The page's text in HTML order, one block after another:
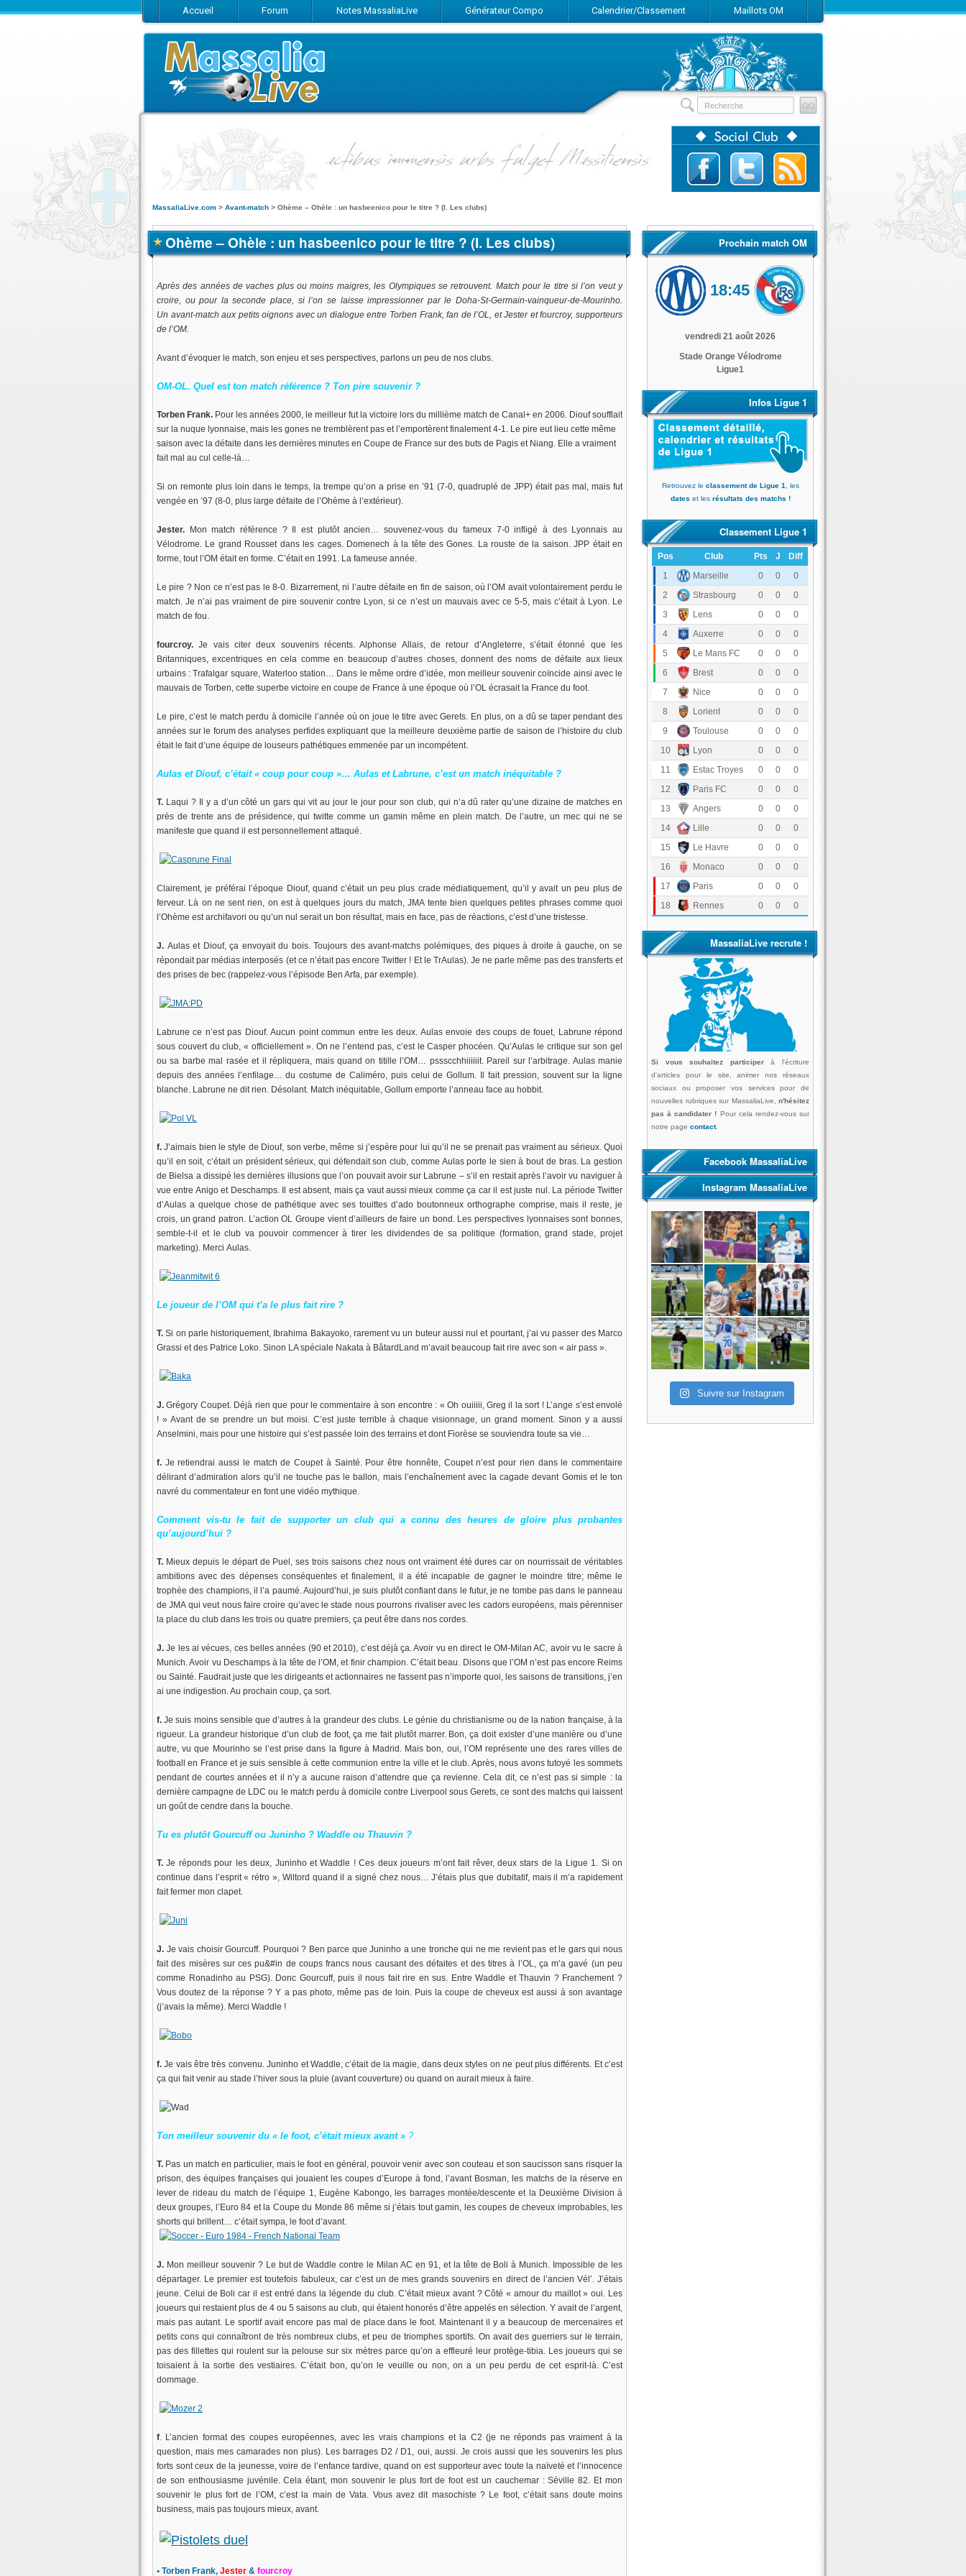
Accueil Forum Notes MassaliaLive Générateur Compo Calendrier/Classement Maillots OM
Suivez-nous sur Facebook
Suivez-nous sur TwitterAbonnez-vous au flux RSS
MassaliaLive.com > Avant-match > Ohème – Ohèle : un hasbeenico pour le titre ? (I. Les clubs)
Ohème – Ohèle : un hasbeenico pour le titre ? (I. Les clubs)
Après des années de vaches plus ou moins maigres, les Olympiques se retrouvent. Match pour le titre si l’on veut y
croire, ou pour la seconde place, si l’on se laisse impressionner par le Doha-St-Germain-vainqueur-de-Mourinho.
Un avant-match aux petits oignons avec un dialogue entre Torben Frank, fan de l’OL, et Jester et fourcroy, supporteurs
de l’OM.
Avant d’évoquer le match, son enjeu et ses perspectives, parlons un peu de nos clubs.
OM-OL. Quel est ton match référence ? Ton pire souvenir ?
Torben Frank. Pour les années 2000, le meilleur fut la victoire lors du millième match de Canal+ en 2006. Diouf soufflait
sur la nuque lyonnaise, mais les gones ne tremblèrent pas et l’emportèrent finalement 4-1. Le pire eut lieu cette même
saison avec la défaite dans les dernières minutes en Coupe de France sur des buts de Pagis et Niang. Elle a vraiment
fait mal au cul celle-là…
Si on remonte plus loin dans le temps, la trempe qu’on a prise en ’91 (7-0, quadruplé de JPP) était pas mal, mais fut
vengée en ’97 (8-0, plus large défaite de l’Ohème à l’extérieur).
Jester.
Mon match référence ? Il est plutôt ancien… souvenez-vous du fameux 7-0 infligé à des Lyonnais au
Vélodrome. Le grand Rousset dans les cages. Domenech à la tête des Gones. La rouste de la saison. JPP était en
forme, tout l’OM était en forme. C’était en 1991. La fameuse année.
Le pire ? Non ce n’est pas le 8-0. Bizarrement, ni l’autre défaite en fin de saison, où l’OM avait volontairement perdu le
match. Je n’ai pas vraiment de pire souvenir contre Lyon, si ce n’est un mauvais avec ce 5-5, mais c’était à Lyon. Le
match de fou.
fourcroy. Je vais citer deux souvenirs récents. Alphonse Allais, de retour d’Angleterre, s’était étonné que les
Britanniques, excentriques en cela comme en beaucoup d’autres choses, donnent des noms de défaite aux lieux
urbains : Trafalgar square, Waterloo station… Dans le même ordre d’idée, mon meilleur souvenir coïncide ainsi avec le
mauvais de Torben, cette superbe victoire en coupe de France à une époque où l’OL écrasait la France du foot.
Le pire, c’est le match perdu à domicile l’année où on joue le titre avec Gerets. En plus, on a dû se taper pendant des
années sur le forum des analyses perfides expliquant que la meilleure deuxième partie de saison de l’histoire du club
était le fait d’une équipe de louseurs pathétiques emmenée par un incompétent.
Aulas et Diouf, c’était « coup pour coup »… Aulas et Labrune, c’est un match inéquitable ?
T. Laqui ? Il y a d’un côté un gars qui vit au jour le jour pour son club, qui n’a dû rater qu’une dizaine de matches en
près de trente ans de présidence, qui twitte comme un gamin même en plein match. De l’autre, un mec qui ne se
manifeste que quand il est personnellement attaqué.
Clairement, je préférai l’époque Diouf, quand c’était un peu plus crade médiatiquement, qu’il y avait un peu plus de
ferveur. Là on ne sent rien, on est à quelques jours du match, JMA tente bien quelques petites phrases comme quoi
l’Ohème est archifavori ou qu’un nul serait un bon résultat, mais en face, pas de réactions, c’est d’une tristesse.
J. Aulas et Diouf, ça envoyait du bois. Toujours des avant-matchs polémiques, des piques à droite à gauche, on se
répondait par médias interposés (et ce n’était pas encore Twitter ! Et le TrAulas). Je ne parle même pas des transferts et
des prises de bec (rappelez-vous l’épisode Ben Arfa, par exemple).
Labrune ce n’est pas Diouf. Aucun point commun entre les deux. Aulas envoie des coups de fouet, Labrune répond
sous couvert du club, « officiellement ». On ne l’entend pas, c’est le Casper phocéen. Qu’Aulas le critique sur son gel
ou sa barbe mal rasée et il répliquera, mais quand on titille l’OM… pssscchhiiiiiit. Pareil sur l’arbitrage. Aulas manie
depuis des années l’enfilage… du costume de Caliméro, puis celui de Gollum. Il fait pression, souvent sur la ligne
blanche. Labrune ne dit rien. Désolant. Match inéquitable, Gollum emporte l’anneau face au hobbit.
f. J’aimais bien le style de Diouf, son verbe, même si j’espère pour lui qu’il ne se prenait pas vraiment au sérieux. Quoi
qu’il en soit, c’était un président sérieux, qui défendait son club, comme Aulas porte le sien à bout de bras. La gestion
de Bielsa a dissipé les dernières illusions que l’on pouvait avoir sur Labrune – s’il en restait après l’avoir vu naviguer à
vue entre Anigo et Deschamps. Il est absent, mais ça vaut aussi mieux comme ça car il est juste nul. La période Twitter
d’Aulas a quelque chose de pathétique avec ses touittes d’ado boutonneux orthographe comprise, mais il reste, je
crois, un grand patron. L’action OL Groupe vient d’ailleurs de faire un bond. Les perspectives lyonnaises sont bonnes,
semble-t-il et le club va pouvoir commencer à tirer les dividendes de sa politique (formation, grand stade, projet
marketing). Merci Aulas.
Le joueur de l’OM qui t’a le plus fait rire ?
T. Si on parle historiquement, Ibrahima Bakayoko, rarement vu un buteur aussi nul et pourtant, j’ai vu passer des Marco
Grassi et des Patrice Loko. Sinon LA spéciale Nakata à BâtardLand m’avait beaucoup fait rire avec son « air pass ».
J. Grégory Coupet. Déjà rien que pour le commentaire à son encontre : « Oh ouiiiii, Greg il la sort ! L’ange s’est envolé
! » Avant de se prendre un but moisi. C’est juste terrible à chaque visionnage, un grand moment. Sinon y a aussi
Anselmini, mais pour une histoire qui s’est passée loin des terrains et dont Fiorèse se souviendra toute sa vie…
f. Je retiendrai aussi le match de Coupet à Sainté. Pour être honnête, Coupet n’est pour rien dans le commentaire
délirant d’admiration alors qu’il ne touche pas le ballon, mais l’enchaînement avec la cagade devant Gomis et le ton
navré du commentateur en font une vidéo mythique.
Comment vis-tu le fait de supporter un club qui a connu des heures de gloire plus probantes
qu’aujourd’hui ?
T. Mieux depuis le départ de Puel, ses trois saisons chez nous ont vraiment été dures car on nourrissait de véritables
ambitions avec des dépenses conséquentes et finalement, il a été incapable de gagner le moindre titre; même le
trophée des champions, il l’a paumé. Aujourd’hui, je suis plutôt confiant dans le futur, je ne tombe pas dans le panneau
de JMA qui veut nous faire croire qu’avec le stade nous pourrons rivaliser avec les cadors européens, mais pérenniser
la place du club dans les trois ou quatre premiers, ça peut être dans nos cordes.
J. Je les ai vécues, ces belles années (90 et 2010), c’est déjà ça. Avoir vu en direct le OM-Milan AC, avoir vu le sacre à
Munich. Avoir vu Deschamps à la tête de l’OM, et finir champion. C’était beau. Disons que l’OM n’est pas encore Reims
ou Sainté. Faudrait juste que les dirigeants et actionnaires ne fassent pas n’importe quoi, les saisons de transitions, j’en
ai une indigestion. Au prochain coup, ça sort.
f. Je suis moins sensible que d’autres à la grandeur des clubs. Le génie du christianisme ou de la nation française, à la
rigueur. La grandeur historique d’un club de foot, ça me fait plutôt marrer. Bon, ça doit exister d’une manière ou d’une
autre, vu que Mourinho se l’est prise dans la figure à Madrid. Mais bon, oui, l’OM représente une des rares villes de
football en France et je suis sensible à cette communion entre la ville et le club. Après, nous avons tutoyé les sommets
pendant de courtes années et il n’y a aucune raison d’attendre que ça revienne. Cela dit, ce n’est pas si simple : la
dernière campagne de LDC ou le match perdu à domicile contre Liverpool sous Gerets, ce sont des matchs qui laissent
un goût de cendre dans la bouche.
Tu es plutôt Gourcuff ou Juninho ? Waddle ou Thauvin ?
T. Je réponds pour les deux, Juninho et Waddle ! Ces deux joueurs m’ont fait rêver, deux stars de la Ligue 1. Si on
continue dans l’esprit « rétro », Wiltord quand il a signé chez nous… J’étais plus que dubitatif, mais il m’a rapidement
fait fermer mon clapet.
J. Je vais choisir Gourcuff. Pourquoi ? Ben parce que Juninho a une tronche qui ne me revient pas et le gars qui nous
fait des misères sur ces pu&#in de coups francs nous causant des défaites et des titres à l’OL, ça m’a gavé (un peu
comme Ronadinho au PSG). Donc Gourcuff, puis il nous fait rire en sus. Entre Waddle et Thauvin ? Franchement ?
Vous doutez de la réponse ? Y a pas photo, même pas de loin. Puis la coupe de cheveux est aussi à son avantage
(j’avais la même). Merci Waddle !
f. Je vais être très convenu. Juninho et Waddle, c’était de la magie, dans deux styles on ne peut plus différents. Et c’est
ça qui fait venir au stade l’hiver sous la pluie (avant couverture) ou quand on aurait mieux à faire.
Ton meilleur souvenir du « le foot, c’était mieux avant » ?
T. Pas un match en particulier, mais le foot en général, pouvoir venir avec son couteau et son saucisson sans risquer la
prison, des équipes françaises qui jouaient les coupes d’Europe à fond, l’avant Bosman, les matchs de la réserve en
lever de rideau du match de l’équipe 1, Eugène Kabongo, les barrages montée/descente et la Deuxième Division à
deux groupes, l’Euro 84 et la Coupe du Monde 86 même si j’étais tout gamin, les coupes de cheveux improbables, les
shorts qui brillent… c’était sympa, le foot d’avant.
J. Mon meilleur souvenir ? Le but de Waddle contre le Milan AC en 91, et la tête de Boli à Munich. Impossible de les
départager. Le premier est toutefois fabuleux, car c’est un de mes grands souvenirs en direct de l’ancien Vél’. J’étais
jeune. Celui de Boli car il est entré dans la légende du club. C’était mieux avant ? Côté « amour du maillot » oui. Les
joueurs qui restaient plus de 4 ou 5 saisons au club, qui étaient honorés d’être appelés en sélection. Y avait de l’argent,
mais pas autant. Le sportif avait encore pas mal de place dans le foot. Maintenant il y a beaucoup de mercenaires et
petits cons qui connaîtront de très nombreux clubs, et peu de triomphes sportifs. On avait des guerriers sur le terrain,
pas des fillettes qui roulent sur la pelouse sur six mètres parce qu’on a effleuré leur protège-tibia. Les joueurs qui se
toisaient à la sortie des vestiaires. C’était bon, qu’on le veuille ou non, on a un peu perdu de cet esprit-là. C’est
dommage.
f. L’ancien format des coupes européennes, avec les vrais champions et la C2 (je ne réponds pas vraiment à la
question, mais mes camarades non plus). Les barrages D2 / D1, oui, aussi. Je crois aussi que les souvenirs les plus
forts sont ceux de la jeunesse, voire de l’enfance tardive, quand on est supporteur avec toute la naïveté et l’innocence
de son enthousiasme juvénile. Cela étant, mon souvenir le plus fort de foot est un cauchemar : Séville 82. Et mon
souvenir le plus fort de l’OM, c’est la main de Vata. Vous avez dit masochiste ? Le foot, c’était sans doute moins
business, mais pas toujours mieux, avant.
• Torben Frank, Jester & fourcroy
Prochain match OM
Olympique de Marseille
18:45 RC Strasbourg Alsace
vendredi 21 août 2026
Stade Orange Vélodrome
Ligue1
Infos Ligue 1
Retrouvez le classement de Ligue 1
, les
dates et les résultats des matchs !
Classement Ligue 1
Pos Club Pts J
Diff
1
Olympique de Marseille
0 0
0
2
RC Strasbourg Alsace
0 0
0
3
RC Lens 0 0
0
4
AJ Auxerre 0 0
0
5
Le Mans FC 0 0
0
6
Stade Brestois 290 0
0
7
OGC Nice 0 0
0
8
FC Lorient 0 0
0
9
Toulouse FC 0 0
0
10
Olympique Lyonnais
0 0
0
11
Estac Troyes 0 0
0
12
Paris FC 0 0
0
13
Angers SCO 0 0
0
14
LOSC Lille 0 0
0
15
Havre Athletic Club
0 0
0
16
AS Monaco 0 0
0
17
Paris Saint-Germain
0 0
0
18
Stade Rennais FC
0 0 0
MassaliaLive recrute !
Si vous souhaitez participerà l'écriture
d'articles pour le site, animer nos réseaux
sociaux ou proposer vos services pour de
nouvelles rubriques sur MassaliaLive, n'hésitez
pas à candidater ! Pour cela rendez-vous sur
notre page contact.
Facebook MassaliaLive
Instagram MassaliaLive
Suivre sur Instagram